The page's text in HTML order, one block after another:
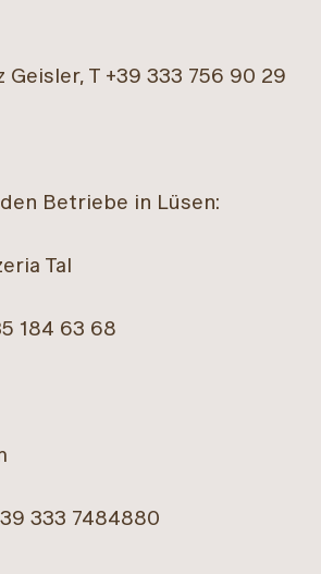
Geisler, T +39 333 756 90 29
Betriebe in Lüsen:
Tal
184 63 68
333 7484880